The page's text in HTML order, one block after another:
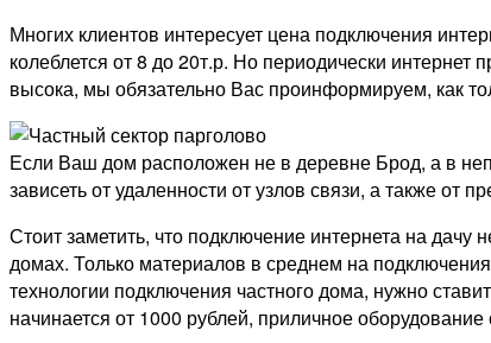
Многих клиентов интересует цена подключения
колеблется от 8 до 20т.р. Но периодически
высока, мы обязательно Вас проинформируем, как
Если Ваш дом расположен не в деревне Брод, а в
зависеть от удаленности от узлов связи, а также от
Стоит заметить, что подключение интернета на
домах. Только материалов в среднем на
технологии подключения частного дома, нужно
начинается от 1000 рублей, приличное